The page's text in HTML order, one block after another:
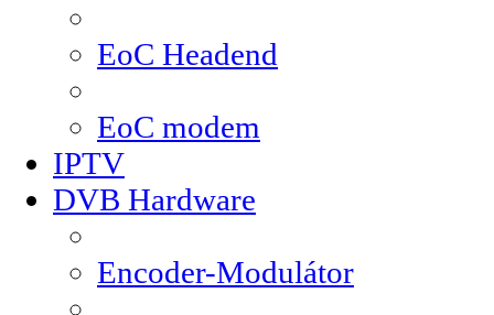
EoC Headend
EoC modem
IPTV
DVB Hardware
Encoder-Modulátor